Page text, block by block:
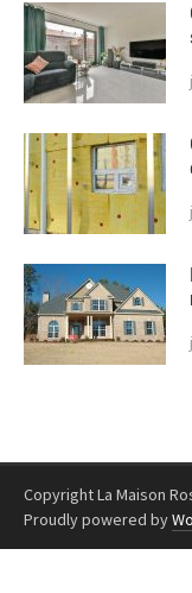
Copyright La Maison
Proudly powered by